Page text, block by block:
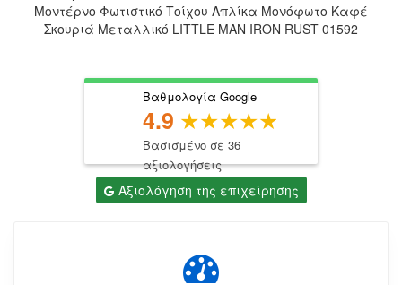
Μοντέρνο Φωτιστικό Τοίχου Απλίκα Μονόφωτο Καφέ
Σκουριά Μεταλλικό LITTLE MAN IRON RUST 01592
Βαθμολογία Google
4.9
Βασισμένο σε 36
αξιολογήσεις
Αξιολόγηση της επιχείρησης